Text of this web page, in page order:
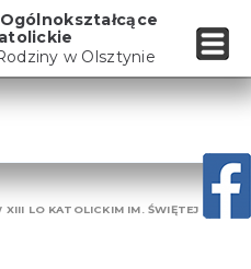
w Olsztynie
LO KATOLICKIM IM. ŚWIĘTEJ